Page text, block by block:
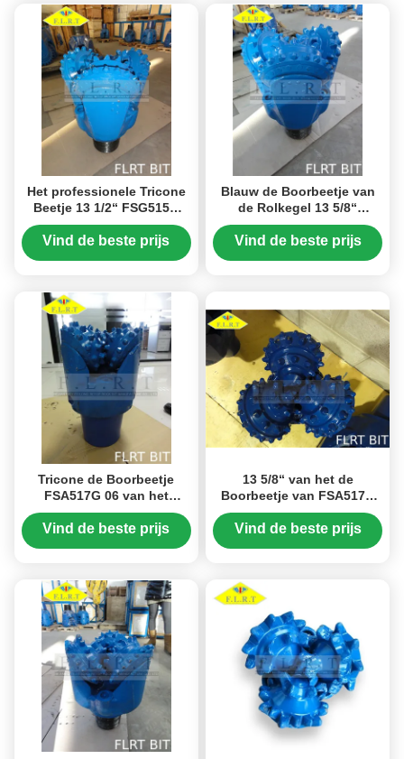
Het professionele Tricone
Beetje 13 1/2“ FSG515G
IADC 515 van TCI voor de
Boring van de Gasput
Vind de beste prijs
Blauw de Boorbeetje van
de Rolkegel 13 5/8“
FSA517G, TCI-Boorbeetje
voor Waterputten
Vind de beste prijs
Tricone de Boorbeetje
FSA517G 06 van het
wolframcarbide met
Verzegeld Halsblok
Vind de beste prijs
13 5/8“ van het de
Boorbeetje van FSA517G
Tricone Tandbeetje/Staal
met Verzegeld Halsblok
Vind de beste prijs